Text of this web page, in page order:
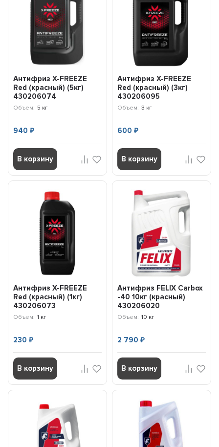
Антифриз X-FREEZE
Red (красный) (5кг)
430206074
Объем: 5 кг
940₽
В корзину
Антифриз X-FREEZE
Red (красный) (3кг)
430206095
Объем: 3 кг
600 ₽
В корзину
Антифриз X-FREEZE
Red (красный) (1кг)
430206073
Объем: 1 кг
230₽
В корзину
Антифриз FELIX Carbox
-40 10кг (красный)
430206020
Объем: 10 кг
2 790 ₽
В корзину